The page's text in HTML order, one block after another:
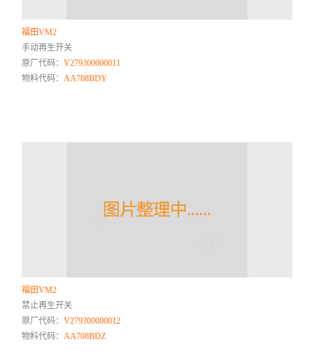
福田VM2
手动再生开关
原厂代码：V279300000011
物料代码： AA708BDY
福田VM2
禁止再生开关
原厂代码：V279300000012
物料代码： AA708BDZ